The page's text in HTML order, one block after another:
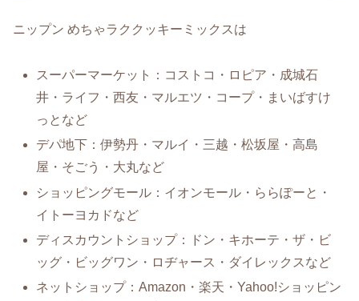
ニップン めちゃラククッキーミックスは
スーパーマーケット：コストコ・ロピア・成城石
井・ライフ・西友・マルエツ・コープ・まいばすけ
っとなど
デパ地下：伊勢丹・マルイ・三越・松坂屋・高島
屋・そごう・大丸など
ショッピングモール：イオンモール・ららぽーと・
イトーヨカドなど
ディスカウントショップ：ドン・キホーテ・ザ・ビ
ッグ・ビッグワン・ロヂャース・ダイレックスなど
ネットショップ：Amazon・楽天・Yahoo!ショッピン